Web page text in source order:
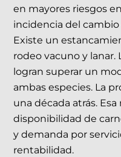
en mayores riesgos
incidencia del
Existe un
rodeo vacuno y lanar.
logran superar un
ambas especies. La
una década atrás.
disponibilidad de
y demanda por
rentabilidad.